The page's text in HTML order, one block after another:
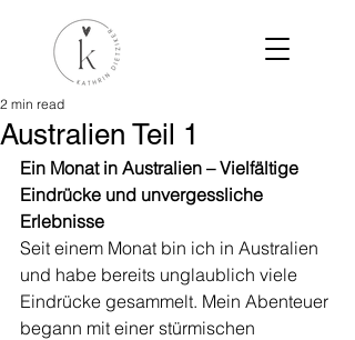
Australien Teil 1
2 min read
Ein Monat in Australien – Vielfältige
Eindrücke und unvergessliche
Erlebnisse
Seit einem Monat bin ich in Australien
und habe bereits unglaublich viele
Eindrücke gesammelt. Mein Abenteuer
begann mit einer stürmischen